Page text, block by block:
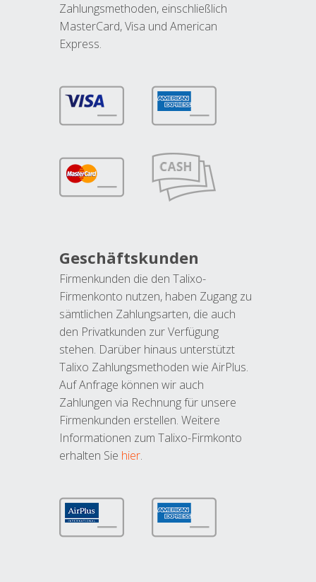
Zahlungsmethoden, einschließlich
MasterCard, Visa und American
Express.
Geschäftskunden
Firmenkunden die den Talixo-
Firmenkonto nutzen, haben Zugang zu
sämtlichen Zahlungsarten, die auch
den Privatkunden zur Verfügung
stehen. Darüber hinaus unterstützt
Talixo Zahlungsmethoden wie AirPlus.
Auf Anfrage können wir auch
Zahlungen via Rechnung für unsere
Firmenkunden erstellen. Weitere
Informationen zum Talixo-Firmkonto
erhalten Sie hier.